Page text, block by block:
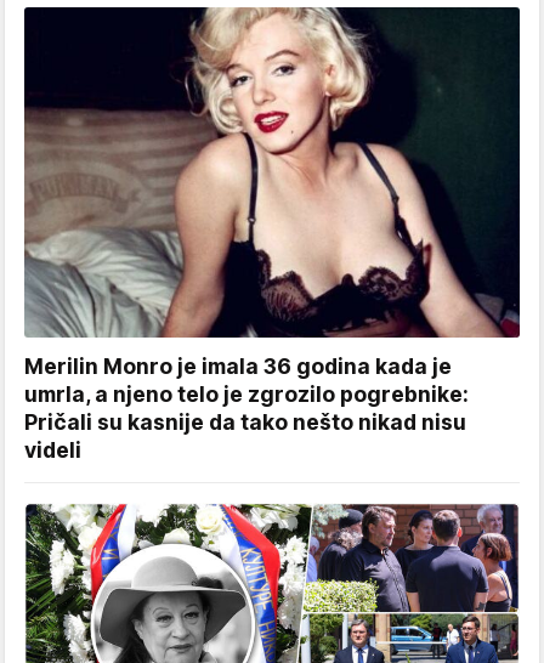
Merilin Monro je imala 36 godina kada je
umrla, a njeno telo je zgrozilo pogrebnike:
Pričali su kasnije da tako nešto nikad nisu
videli